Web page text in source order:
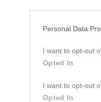
Personal Data
I want to opt-out
Opted In
I want to opt-out
Opted In